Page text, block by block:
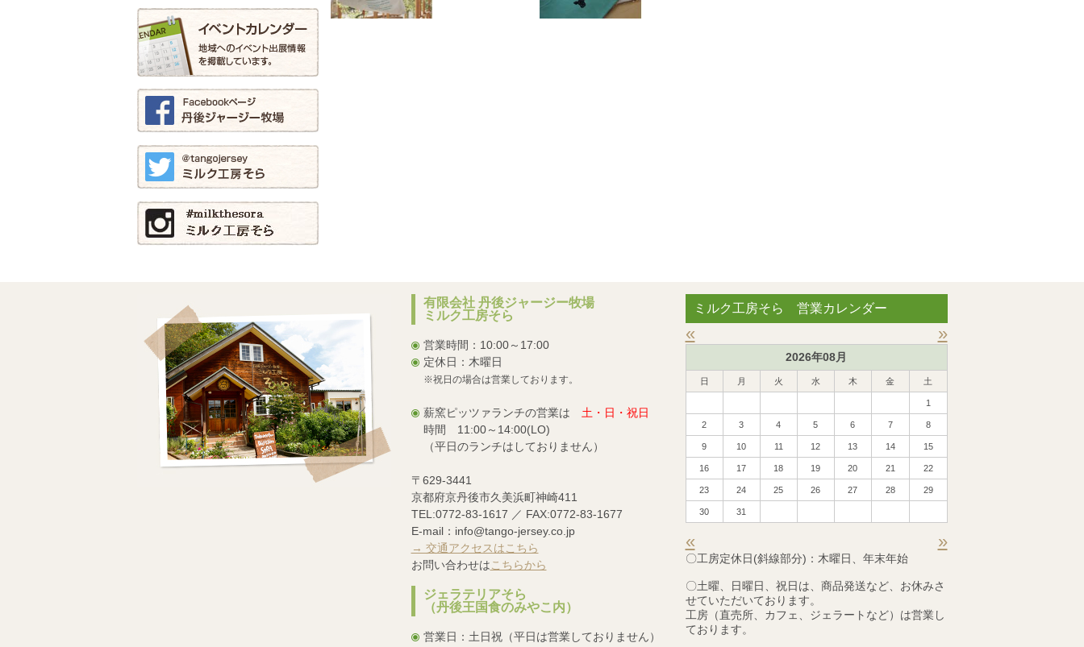
有限会社 丹後ジャージー牧場
ミルク工房そら
営業時間：10:00～17:00
定休日：木曜日
※祝日の場合は営業しております。
薪窯ピッツァランチの営業は 土・日・祝日
時間 11:00～14:00(LO)
（平日のランチはしておりません）
〒629-3441
京都府京丹後市久美浜町神崎411
TEL:0772-83-1617 ／ FAX:0772-83-1677
E-mail：info@tango-jersey.co.jp
→ 交通アクセスはこちら
お問い合わせは こちらから
ジェラテリアそら
（丹後王国食のみやこ内）
営業日：土日祝（平日は営業しておりません）
ミルク工房そら 営業カレンダー
« »
2026年08月
日 月 火 水 木 金 土
1
2 3 4 5 6 7 8
9 10 11 12 13 14 15
16 17 18 19 20 21 22
23 24 25 26 27 28 29
30 31
« »
〇工房定休日(斜線部分)：木曜日、年末年始
〇土曜、日曜日、祝日は、商品発送など、お休みさ
せていただいております。
工房（直売所、カフェ、ジェラートなど）は営業し
ております。